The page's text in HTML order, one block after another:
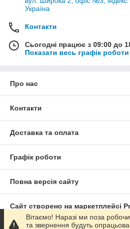
Україна
Контакти
Сьогодні працює з 09:00 до
Показати весь графік роботи
Про нас
Контакти
Доставка та оплата
Графік роботи
Повна версія сайту
Сайт створено на маркетплейсі
Вітаємо! Наразі ми поза
та звернення будуть